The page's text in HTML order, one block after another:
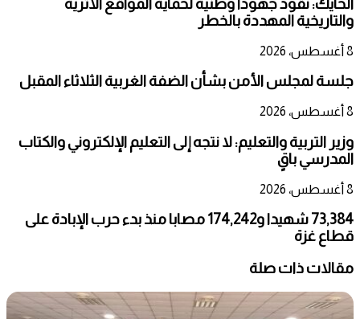
الحايك: نقود جهودا وطنية لحماية المواقع الأثرية
والتاريخية المهددة بالخطر
8 أغسطس، 2026
جلسة لمجلس الأمن بشأن الضفة الغربية الثلاثاء المقبل
8 أغسطس، 2026
وزير التربية والتعليم: لا نتجه إلى التعليم الإلكتروني والكتاب
المدرسي باقٍ
8 أغسطس، 2026
73,384 شهيدا و174,242 مصابا منذ بدء حرب الإبادة على
قطاع غزة
مقالات ذات صلة